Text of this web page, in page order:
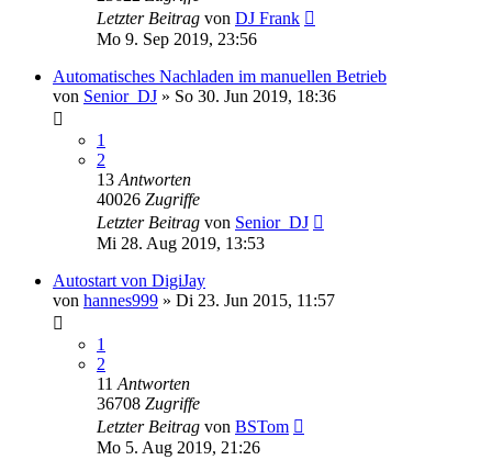
Letzter Beitrag von DJ Frank
Mo 9. Sep 2019, 23:56
Automatisches Nachladen im manuellen Betrieb
von Senior_DJ » So 30. Jun 2019, 18:36
1
2
13 Antworten
40026 Zugriffe
Letzter Beitrag von Senior_DJ
Mi 28. Aug 2019, 13:53
Autostart von DigiJay
von hannes999 » Di 23. Jun 2015, 11:57
1
2
11 Antworten
36708 Zugriffe
Letzter Beitrag von BSTom
Mo 5. Aug 2019, 21:26